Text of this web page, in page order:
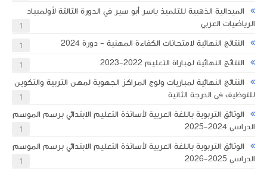
الميدالية الذهبية للتلميذ ياسر أبو سير في الدورة الثالثة لأولمبياد
الرياضيات العربي
1
النتائج النهائية لامتحانات الكفاءة المهنية - دورة 2024 1
النتائج النهائية لمباراة التعليم 2022-2023 1
النتائج النهائية لمباريات ولوج المراكز الجهوية لمهن التربية والتكوين
للتوظيف في الدرجة الثانية
1
الوثائق التربوية باللغة العربية لأساتذة التعليم الابتدائي برسم الموسم
الدراسي 2024-2025
1
الوثائق التربوية باللغة العربية لأساتذة التعليم الابتدائي برسم الموسم
الدراسي 2025-2026
1